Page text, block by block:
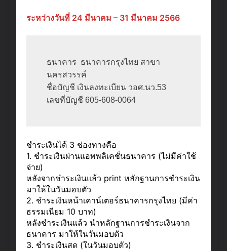
ระหว่างวันที่ 24 มีนาคม – 31 มีนาคม 2566
ธนาคาร  ธนาคารกรุงไทย สาขา
นครสวรรค์
ชื่อบัญชี เงินลงทะเบียน วอศ.นว.53
เลขที่บัญชี 605-608-0064
ชำระเงินได้ 3 ช่องทางคือ
1. ชำระเงินผ่านแอพพลิเคชั่นธนาคาร (ไม่มีค่าใช้
จ่าย)
หลังจากชำระเงินแล้ว print หลักฐานการชำระเงิน
มาให้ในวันมอบตัว
2. ชำระเงินหน้าเคาน์เตอร์ธนาคารกรุงไทย (มีค่า
ธรรมเนียม 10 บาท)
หลังชำระเงินแล้ว นำหลักฐานการชำระเงินจาก
ธนาคาร มาให้ในวันมอบตัว
3. ชำระเงินสด (ในวันมอบตัว)